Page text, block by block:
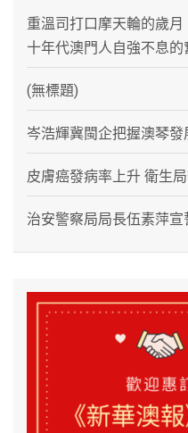
重溫司打口摩天輪的歲
十年代澳門人自強不息的
(無標題)
岑浩輝冀閩企把握澳琴發
皮膚癌發病率上升 衛生
治安警察局局長伍素萍宣